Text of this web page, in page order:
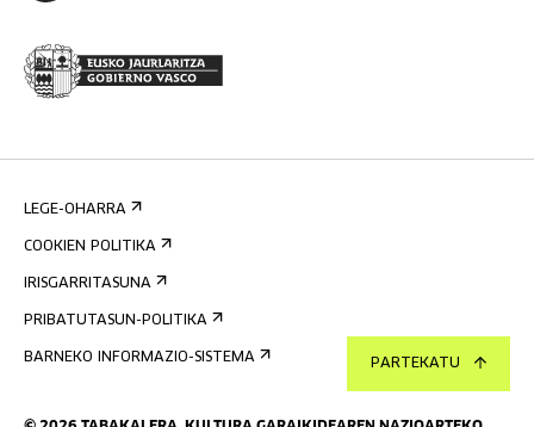
PARTEKATU
LEGE-OHARRA
COOKIEN POLITIKA
IRISGARRITASUNA
PRIBATUTASUN-POLITIKA
BARNEKO INFORMAZIO-SISTEMA